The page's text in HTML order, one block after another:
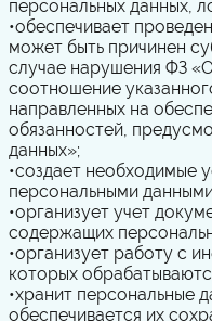
персональных данных,
•обеспечивает
может быть причинен
случае нарушения ФЗ
соотношение
направленных на
обязанностей,
данных»;
•создает необходимые
персональными
•организует учет
содержащих
•организует работу с
которых
•хранит персональные
обеспечивается их